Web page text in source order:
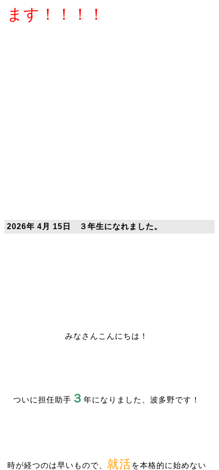
ます！！！！
2026年 4月 15日 ３年生になれました。
みなさんこんにちは！
ついに担任助手 ３年になりました、波多野です！
時が経つのは早いもので、 就活を本格的に始めない